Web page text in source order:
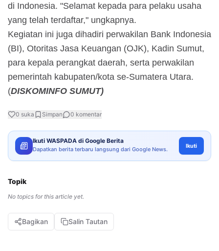
di Indonesia. "Selamat kepada para pelaku usaha
yang telah terdaftar," ungkapnya.
Kegiatan ini juga dihadiri perwakilan Bank Indonesia
(BI), Otoritas Jasa Keuangan (OJK), Kadin Sumut,
para kepala perangkat daerah, serta perwakilan
pemerintah kabupaten/kota se-Sumatera Utara.
(DISKOMINFO SUMUT)
0 suka Simpan 0 komentar
Ikuti WASPADA di Google Berita
Dapatkan berita terbaru langsung dari Google News. Ikuti
Topik
No topics for this article yet.
Bagikan Salin Tautan